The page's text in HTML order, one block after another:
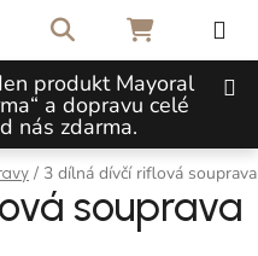
produkt Mayoral
a dopravu celé
nás zdarma.
Hledat NÁKUPNÍ
/ 3 dílná dívčí riflová
souprava